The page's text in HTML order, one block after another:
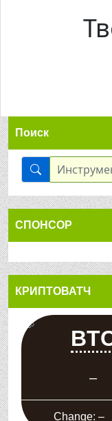
Поиск
СПОНСОР
КРИПТОВАТЧ